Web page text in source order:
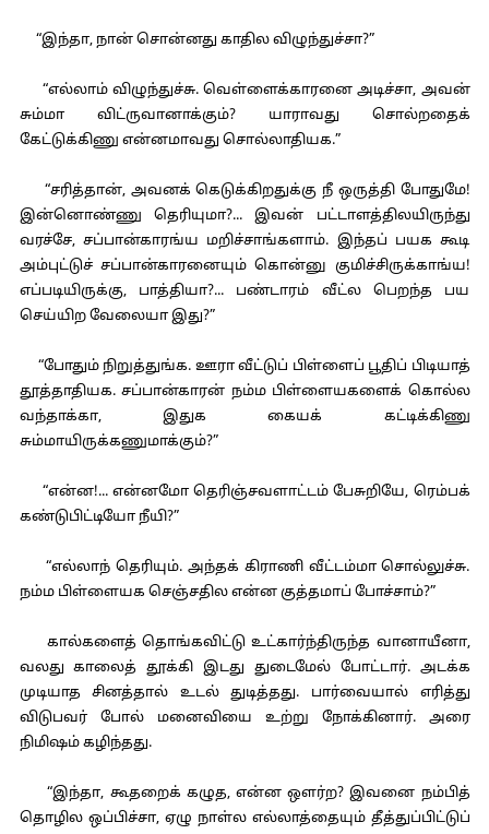
“இந்தா, நான் சொன்னது காதில விழுந்துச்சா?”
“எல்லாம் விழுந்துச்சு. வெள்ளைக்காரனை அடிச்சா, அவன்
சும்மா விட்ருவானாக்கும்? யாராவது சொல்றதைக்
கேட்டுக்கிணு என்னமாவது சொல்லாதியக.”
“சரித்தான், அவனக் கெடுக்கிறதுக்கு நீ ஒருத்தி போதுமே!
இன்னொண்ணு தெரியுமா?... இவன் பட்டாளத்திலயிருந்து
வரச்சே, சப்பான்காரங்ய மறிச்சாங்களாம். இந்தப் பயக கூடி
அம்புட்டுச் சப்பான்காரனையும் கொன்னு குமிச்சிருக்காங்ய!
எப்படியிருக்கு, பாத்தியா?... பண்டாரம் வீட்ல பெறந்த பய
செய்யிற வேலையா இது?”
“போதும் நிறுத்துங்க. ஊரா வீட்டுப் பிள்ளைப் பூதிப் பிடியாத்
தூத்தாதியக. சப்பான்காரன் நம்ம பிள்ளையகளைக் கொல்ல
வந்தாக்கா, இதுக கையக் கட்டிக்கிணு
சும்மாயிருக்கணுமாக்கும்?”
“என்ன!... என்னமோ தெரிஞ்சவளாட்டம் பேசுறியே, ரெம்பக்
கண்டுபிட்டியோ நீயி?”
“எல்லாந் தெரியும். அந்தக் கிராணி வீட்டம்மா சொல்லுச்சு.
நம்ம பிள்ளையக செஞ்சதில என்ன குத்தமாப் போச்சாம்?”
கால்களைத் தொங்கவிட்டு உட்கார்ந்திருந்த வானாயீனா,
வலது காலைத் தூக்கி இடது துடைமேல் போட்டார். அடக்க
முடியாத சினத்தால் உடல் துடித்தது. பார்வையால் எரித்து
விடுபவர் போல் மனைவியை உற்று நோக்கினார். அரை
நிமிஷம் கழிந்தது.
“இந்தா, கூதறைக் கழுத, என்ன ஒளர்ற? இவனை நம்பித்
தொழில ஒப்பிச்சா, ஏழு நாள்ல எல்லாத்தையும் தீத்துப்பிட்டுப்